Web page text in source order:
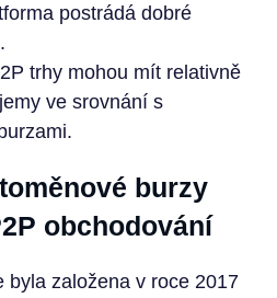
postrádá dobré
trhy mohou mít relativně
ve srovnání s
burzy
obchodování
byla založena v roce 2017